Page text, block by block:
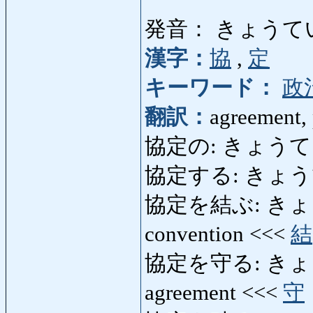
発音： きょうて
漢字： 協 , 定
キーワード： 政
翻訳：
協定の: きょう
協定する: きょう
協定を結ぶ: き
convention <<< 結
協定を守る: き
agreement <<< 守